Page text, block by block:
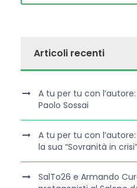
Articoli recenti
A tu per tu con
Paolo Sossai
A tu per tu con
la sua “Sovranità in
SalTo26 e Armando